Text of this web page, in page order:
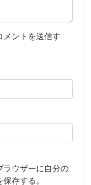
メントを送信す
ラウザーに自分の
存する。